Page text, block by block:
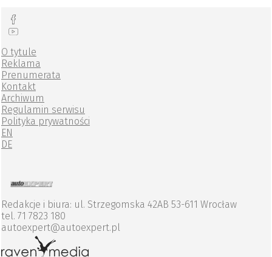
O tytule
Reklama
Prenumerata
Kontakt
Archiwum
Regulamin serwisu
Polityka prywatności
EN
DE
Redakcje i biura: ul. Strzegomska 42AB 53-611 Wrocław
tel. 71 7823 180
autoexpert@autoexpert.pl